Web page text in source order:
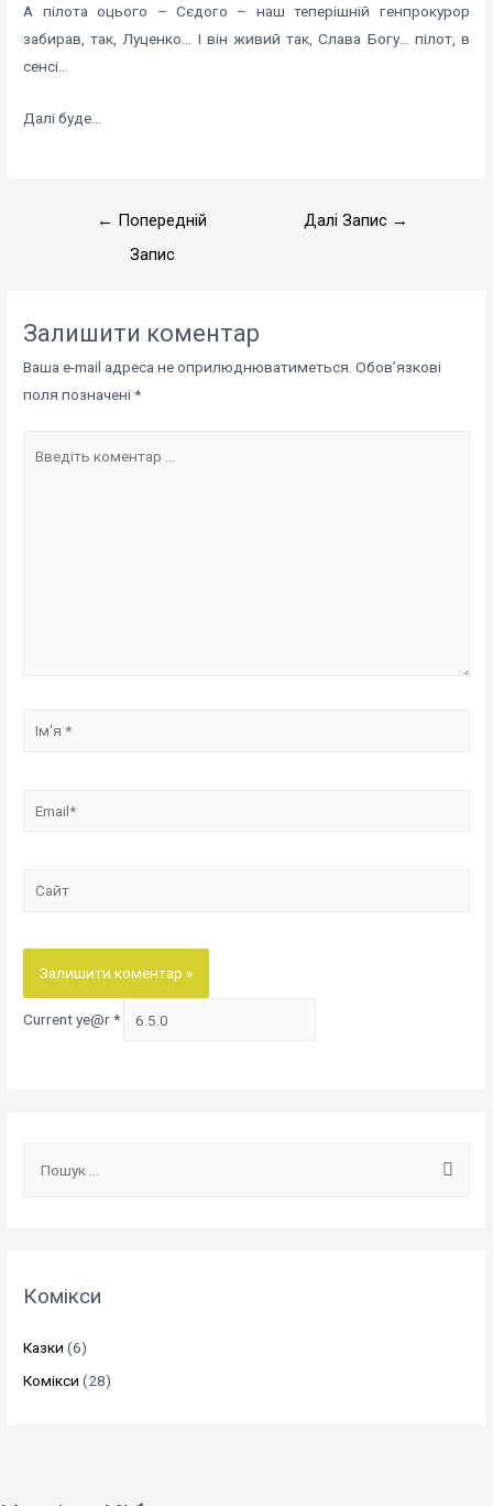
А пілота оцього – Сєдого – наш теперішній генпрокурор
забирав, так, Луценко… І він живий так, Слава Богу… пілот, в
сенсі…
Далі буде…
Навігація
записів
← Попередній
Запис
Далі Запис →
Залишити коментар
Ваша e-mail адреса не оприлюднюватиметься. Обов’язкові
поля позначені*
Current ye@r*
:Комікси
Казки (6)
Комікси (28)